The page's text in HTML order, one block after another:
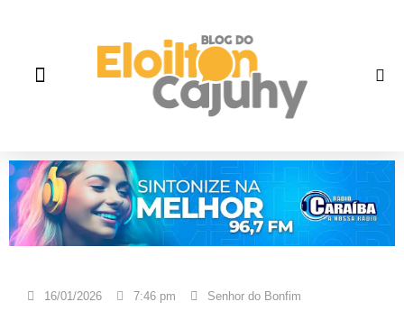
16/01/2026 7:46 pm Senhor do Bonfim